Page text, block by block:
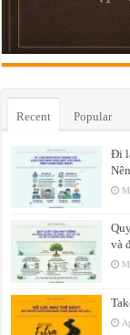
Recent Popular
Đi
và